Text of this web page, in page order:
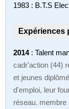
1983 : B.T.S
Expériences
2014: Talent
cadr'action (44)
et jeunes
d'emploi, leur
réseau. membre